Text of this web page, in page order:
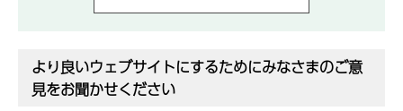
より良いウェブサイトにするためにみなさまのご意
見をお聞かせください